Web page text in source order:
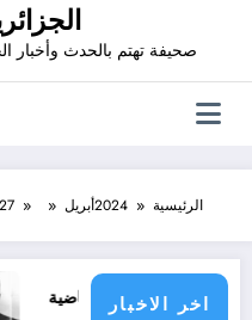
صحيفة تهتم بالحدث وأخبار
الرئيسية 2024أبريل 27
اخر الاخبار
والفرق الرياضية